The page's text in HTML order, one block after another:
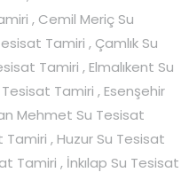
, Cemil Meriç Su
Tamiri , Çamlık Su
Tamiri , Elmalıkent Su
Tamiri , Esenşehir
Mehmet Su Tesisat
Tamiri , Huzur Su Tesisat
Tamiri , İnkılap Su Tesisat